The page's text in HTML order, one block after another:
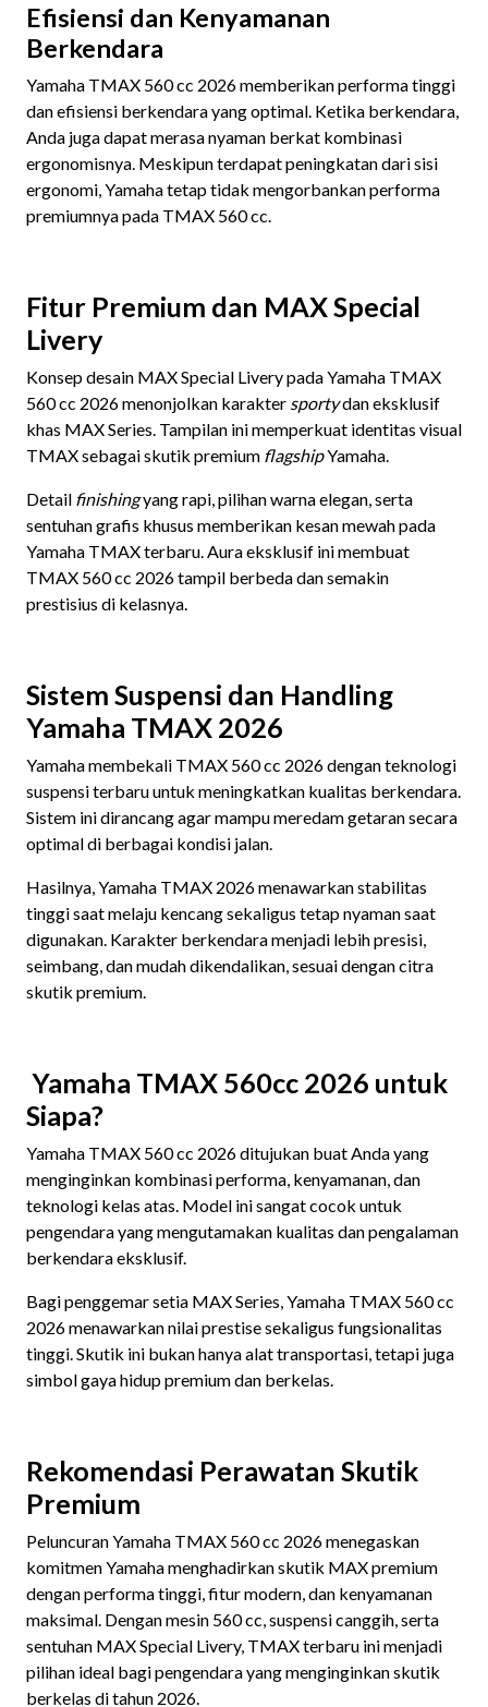
Efisiensi dan Kenyamanan
Berkendara
Yamaha TMAX 560 cc 2026 memberikan performa tinggi
dan efisiensi berkendara yang optimal. Ketika berkendara,
Anda juga dapat merasa nyaman berkat kombinasi
ergonomisnya. Meskipun terdapat peningkatan dari sisi
ergonomi, Yamaha tetap tidak mengorbankan performa
premiumnya pada TMAX 560 cc.
Fitur Premium dan MAX Special
Livery
Konsep desain MAX Special Livery pada Yamaha TMAX
560 cc 2026 menonjolkan karakter sportydan eksklusif
khas MAX Series. Tampilan ini memperkuat identitas visual
TMAX sebagai skutik premium flagshipYamaha.
Detail finishingyang rapi, pilihan warna elegan, serta
sentuhan grafis khusus memberikan kesan mewah pada
Yamaha TMAX terbaru. Aura eksklusif ini membuat
TMAX 560 cc 2026 tampil berbeda dan semakin
prestisius di kelasnya.
Sistem Suspensi dan Handling
Yamaha TMAX 2026
Yamaha membekali TMAX 560 cc 2026 dengan teknologi
suspensi terbaru untuk meningkatkan kualitas berkendara.
Sistem ini dirancang agar mampu meredam getaran secara
optimal di berbagai kondisi jalan.
Hasilnya, Yamaha TMAX 2026 menawarkan stabilitas
tinggi saat melaju kencang sekaligus tetap nyaman saat
digunakan. Karakter berkendara menjadi lebih presisi,
seimbang, dan mudah dikendalikan, sesuai dengan citra
skutik premium.
Yamaha TMAX 560cc 2026 untuk
Siapa?
Yamaha TMAX 560 cc 2026 ditujukan buat Anda yang
menginginkan kombinasi performa, kenyamanan, dan
teknologi kelas atas. Model ini sangat cocok untuk
pengendara yang mengutamakan kualitas dan pengalaman
berkendara eksklusif.
Bagi penggemar setia MAX Series, Yamaha TMAX 560 cc
2026 menawarkan nilai prestise sekaligus fungsionalitas
tinggi. Skutik ini bukan hanya alat transportasi, tetapi juga
simbol gaya hidup premium dan berkelas.
Rekomendasi Perawatan Skutik
Premium
Peluncuran Yamaha TMAX 560 cc 2026 menegaskan
komitmen Yamaha menghadirkan skutik MAX premium
dengan performa tinggi, fitur modern, dan kenyamanan
maksimal. Dengan mesin 560 cc, suspensi canggih, serta
sentuhan MAX Special Livery, TMAX terbaru ini menjadi
pilihan ideal bagi pengendara yang menginginkan skutik
berkelas di tahun 2026.